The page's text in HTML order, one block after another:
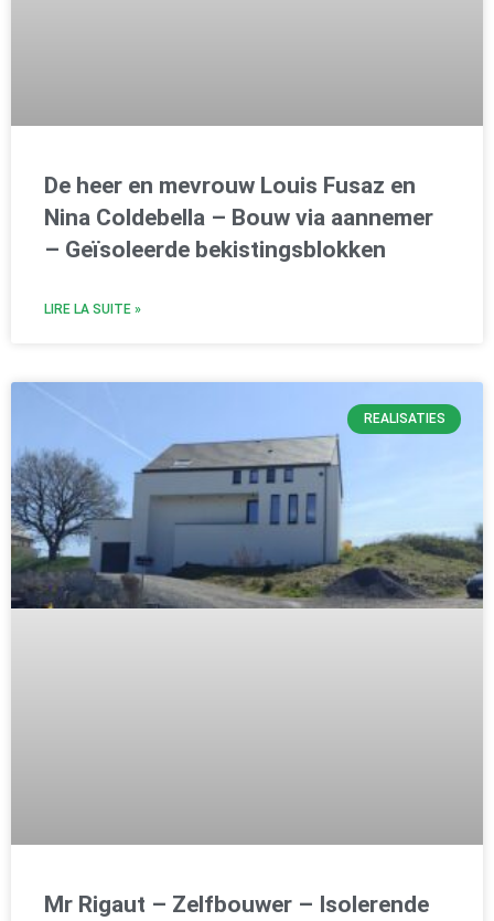
De heer en mevrouw Louis Fusaz en
Nina Coldebella – Bouw via aannemer
– Geïsoleerde bekistingsblokken
LIRE LA SUITE »
REALISATIES
Mr Rigaut – Zelfbouwer – Isolerende